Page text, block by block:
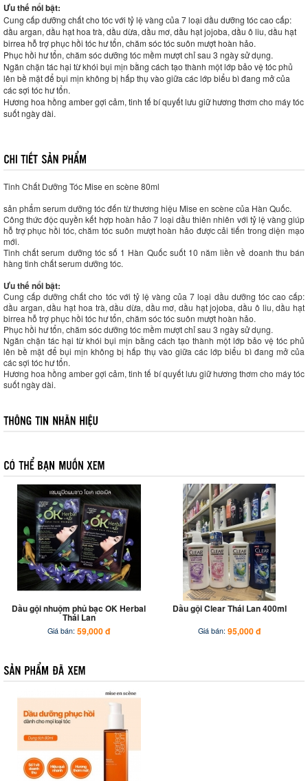
Ưu thế nổi bật:
Cung cấp dưỡng chất cho tóc với tỷ lệ vàng của 7 loại dầu dưỡng tóc cao cấp:
dầu argan, dầu hạt hoa trà, dầu dừa, dầu mơ, dầu hạt jojoba, dầu ô liu, dầu hạt
birrea hỗ trợ phục hồi tóc hư tổn, chăm sóc tóc suôn mượt hoàn hảo.
Phục hồi hư tổn, chăm sóc dưỡng tóc mềm mượt chỉ sau 3 ngày sử dụng.
Ngăn chặn tác hại từ khói bụi mịn bằng cách tạo thành một lớp bảo vệ tóc phủ
lên bề mặt để bụi mịn không bị hấp thụ vào giữa các lớp biểu bì đang mở của
các sợi tóc hư tổn.
Hương hoa hồng amber gợi cảm, tinh tế bí quyết lưu giữ hương thơm cho máy tóc
suốt ngày dài.
Tinh Chất Dưỡng Tóc Mise en scène 80ml
sản phẩm serum dưỡng tóc đến từ thương hiệu Mise en scène của Hàn Quốc.
Công thức độc quyền kết hợp hoàn hảo 7 loại dầu thiên nhiên với tỷ lệ vàng giúp
hỗ trợ phục hồi tóc, chăm tóc suôn mượt hoàn hảo được cải tiến trong diện mạo
mới.
Tinh chất serum dưỡng tóc số 1 Hàn Quốc suốt 10 năm liền về doanh thu bán
hàng tinh chất serum dưỡng tóc.
Ưu thế nổi bật:
Cung cấp dưỡng chất cho tóc với tỷ lệ vàng của 7 loại dầu dưỡng tóc cao cấp:
dầu argan, dầu hạt hoa trà, dầu dừa, dầu mơ, dầu hạt jojoba, dầu ô liu, dầu hạt
birrea hỗ trợ phục hồi tóc hư tổn, chăm sóc tóc suôn mượt hoàn hảo.
Phục hồi hư tổn, chăm sóc dưỡng tóc mềm mượt chỉ sau 3 ngày sử dụng.
Ngăn chặn tác hại từ khói bụi mịn bằng cách tạo thành một lớp bảo vệ tóc phủ
lên bề mặt để bụi mịn không bị hấp thụ vào giữa các lớp biểu bì đang mở của
các sợi tóc hư tổn.
Hương hoa hồng amber gợi cảm, tinh tế bí quyết lưu giữ hương thơm cho máy tóc
suốt ngày dài.
Dầu gội nhuộm phủ bạc OK Herbal
Thái Lan
Giá bán: 59,000 đ
Dầu gội Clear Thái Lan 400ml
Giá bán: 95,000 đ